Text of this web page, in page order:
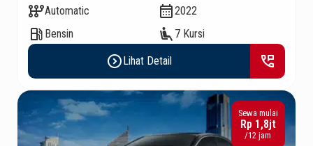
auto_transmissionAutomatic calendar_month2022
local_gas_station Bensin airline_seat_recline_extra 7 Kursi
expand_circle_rightLihat Detail perm_phone_msg
Sewa mulai
Rp 1,8jt
/12 jam